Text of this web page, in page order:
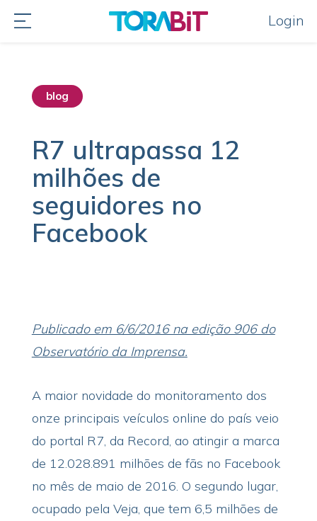
Login
blog
R7 ultrapassa 12
milhões de
seguidores no
Facebook
Publicado em 6/6/2016 na edição 906 do
Observatório da Imprensa.
A maior novidade do monitoramento dos
onze principais veículos online do país veio
do portal R7, da Record, ao atingir a marca
de 12.028.891 milhões de fãs no Facebook
no mês de maio de 2016. O segundo lugar,
ocupado pela Veja, que tem 6,5 milhões de